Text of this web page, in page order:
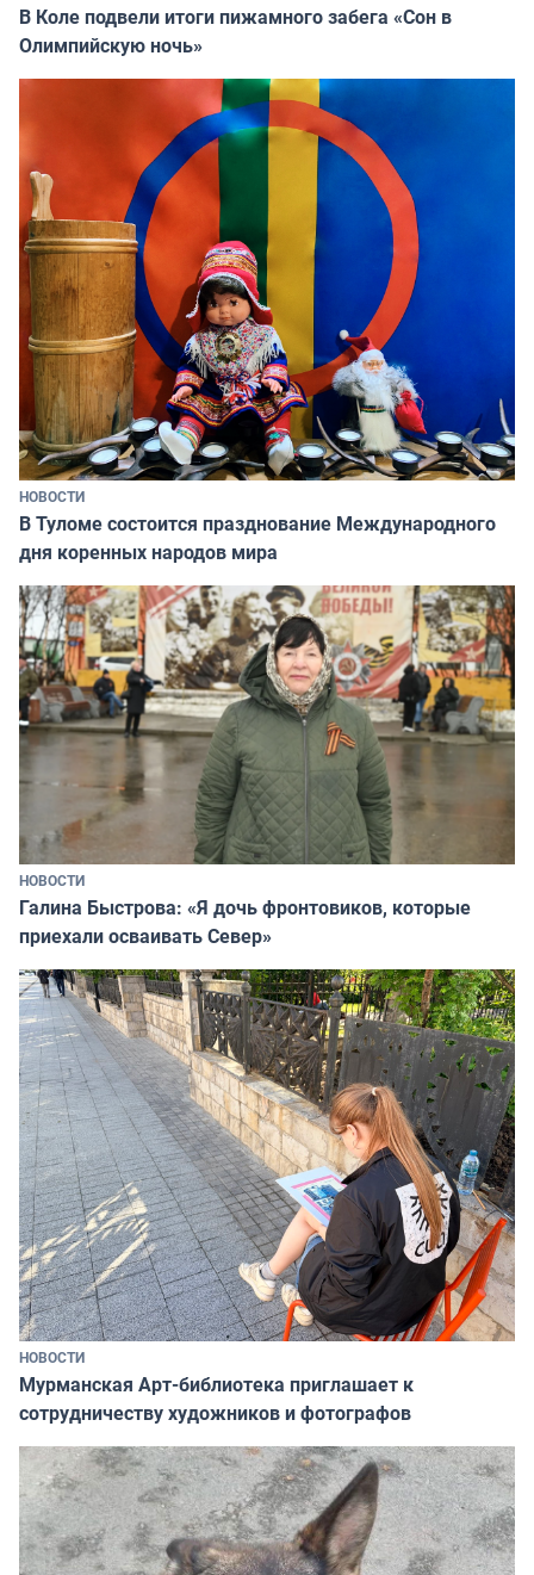
В Коле подвели итоги пижамного забега «Сон в
Олимпийскую ночь»
НОВОСТИ
В Туломе состоится празднование Международного
дня коренных народов мира
НОВОСТИ
Галина Быстрова: «Я дочь фронтовиков, которые
приехали осваивать Север»
НОВОСТИ
Мурманская Арт-библиотека приглашает к
сотрудничеству художников и фотографов